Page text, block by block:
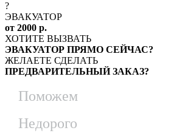
?
ЭВАКУАТОР
от 2000 р.
ХОТИТЕ ВЫЗВАТЬ
ЭВАКУАТОР ПРЯМО СЕЙЧАС?
ЖЕЛАЕТЕ СДЕЛАТЬ
ПРЕДВАРИТЕЛЬНЫЙ ЗАКАЗ?
Поможем
Недорого